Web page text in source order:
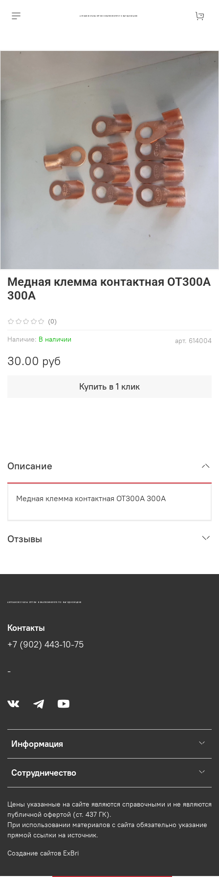
АВТОАКСЕССУАРЫ ОПТОМ В ЕКАТЕРИНБУРГЕ ПО ВЫГОДНОЙ ЦЕНЕ
(0)
арт. 614004
Наличие: В наличии
Медная клемма контактная OT300A
300A
30.00 руб
Купить в 1 клик
Описание
Медная клемма контактная OT300A 300A
Отзывы
АВТОАКСЕССУАРЫ ОПТОМ В ЕКАТЕРИНБУРГЕ ПО ВЫГОДНОЙ ЦЕНЕ
Информация
Сотрудничество
Контакты
+7 (902) 443-10-75
-
Цены указанные на сайте являются справочными и не являются
публичной офертой (ст. 437 ГК).
При использовании материалов с сайта обязательно указание
прямой ссылки на источник.
Создание сайтов ExBri